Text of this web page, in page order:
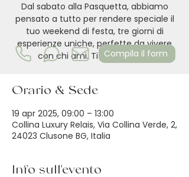
Dal sabato alla Pasquetta, abbiamo
pensato a tutto per rendere speciale il
tuo weekend di festa, tre giorni di
esperienze uniche, perfette da vivere
con chi ami. Ti aspettiamo!
Orario & Sede
19 apr 2025, 09:00 – 13:00
Collina Luxury Relais, Via Collina Verde, 2,
24023 Clusone BG, Italia
Info sull'evento
Compila il form